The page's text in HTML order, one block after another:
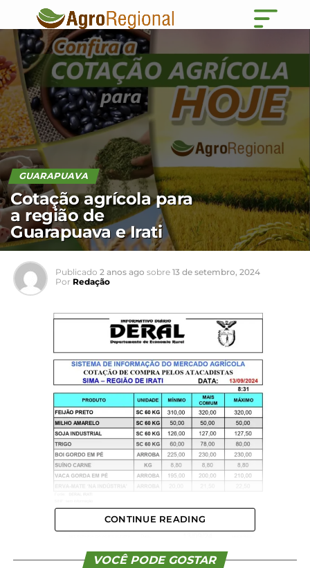
GUARAPUAVA
Cotação agrícola para
a região de
Guarapuava e Irati
Publicado 2 anos ago sobre 13 de setembro, 2024
Por Redação
CONTINUE READING
VOCÊ PODE GOSTAR